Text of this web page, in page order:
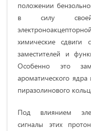
положении
в силу своей
химические сдвиги
заместителей и
Особенно это
ароматического
пиразолинового
Под влиянием
сигналы этих